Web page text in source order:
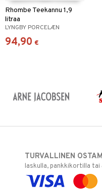
Rhombe Teekannu 1,9
litraa
LYNGBY PORCELÆN
94,90 €
TURVALLINEN
laskulla, pankkikortilla